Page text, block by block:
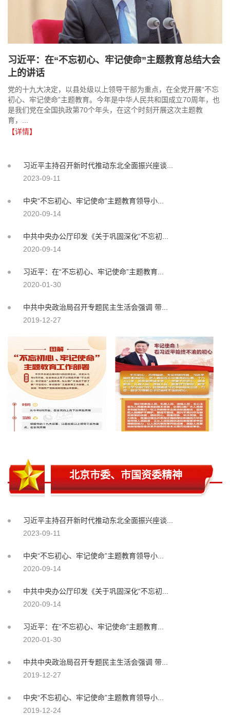
习近平：在“不忘初心、牢记使命”主题教育总结大会
上的讲话
党的十九大决定，以县处级以上领导干部为重点，在全党开展“不忘
初心、牢记使命”主题教育。今年是中华人民共和国成立70周年，也
是我们党在全国执政第70个年头，在这个时刻开展这次主题教
育，...
【详情】
习近平主持召开新时代推动东北全面振兴座谈...
2023-09-11
中央“不忘初心、牢记使命”主题教育领导小...
2020-09-14
中共中央办公厅印发《关于巩固深化“不忘初...
2020-09-14
习近平：在“不忘初心、牢记使命”主题教育...
2020-01-30
中共中央政治局召开专题民主生活会强调 带...
2019-12-27
北京市委、市国资委精神
习近平主持召开新时代推动东北全面振兴座谈...
2023-09-11
中央“不忘初心、牢记使命”主题教育领导小...
2020-09-14
中共中央办公厅印发《关于巩固深化“不忘初...
2020-09-14
习近平：在“不忘初心、牢记使命”主题教育...
2020-01-30
中共中央政治局召开专题民主生活会强调 带...
2019-12-27
中央“不忘初心、牢记使命”主题教育领导小...
2019-12-24